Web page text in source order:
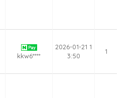
kkw6****
2026-01-21 1
3:50
1